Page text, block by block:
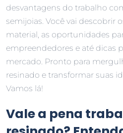
desvantagens do trabalho
semijoias. Você vai descobrir
material, as oportunidades
empreendedores e até dicas
mercado. Pronto para
resinado e transformar suas
Vamos lá!
Vale a pena